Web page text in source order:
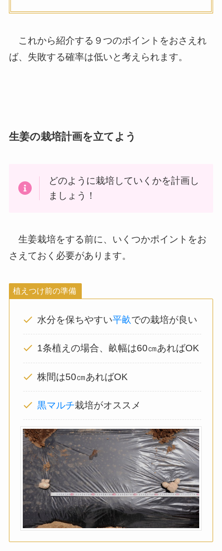
これから紹介する９つのポイントをおさえれ
ば、失敗する確率は低いと考えられます。
生姜の栽培計画を立てよう
どのように栽培していくかを計画し
ましょう！
生姜栽培をする前に、 いくつかポイントをお
さえておく必要があります。
植えつけ前の準備
水分を保ちやすい平畝での栽培が良い
1条植えの場合、畝幅は60㎝あればOK
株間は50㎝あればOK
黒マルチ栽培がオススメ